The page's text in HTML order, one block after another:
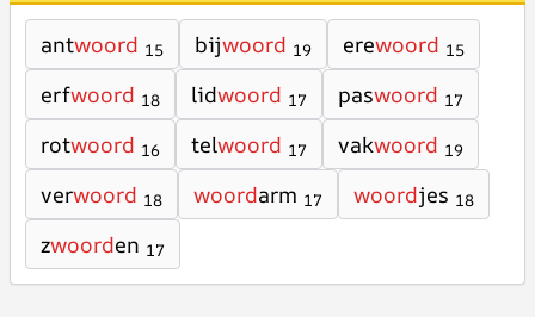
antwoord 15 bijwoord 19 erewoord 15
erfwoord 18 lidwoord 17 paswoord 17
rotwoord 16 telwoord 17 vakwoord 19
verwoord 18 woordarm 17 woordjes 18
zwoorden 17